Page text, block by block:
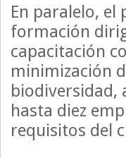
En paralelo,
formación
capacitación
minimización
biodiversidad,
hasta diez
requisitos del